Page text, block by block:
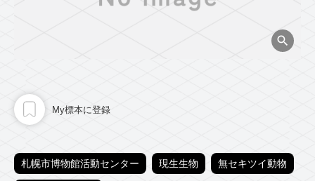
My標本に登録
札幌市博物館活動センター 現生生物 無セキツイ動物